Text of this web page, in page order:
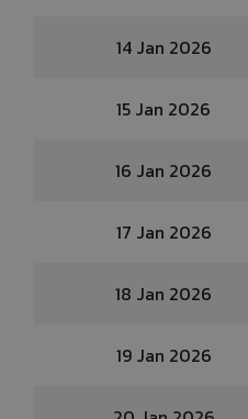
14 Jan 2026
15 Jan 2026
16 Jan 2026
17 Jan 2026
18 Jan 2026
19 Jan 2026